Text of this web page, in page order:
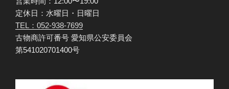
定休日：水曜日・日曜日
TEL：052-938-7699
古物商許可番号 愛知県公安委員会
第541020701400号